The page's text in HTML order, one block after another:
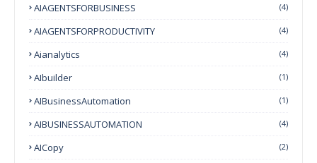
AIAGENTSFORBUSINESS (4)
AIAGENTSFORPRODUCTIVITY (4)
Aianalytics (4)
AIbuilder (1)
AIBusinessAutomation (1)
AIBUSINESSAUTOMATION (4)
AICopy (2)